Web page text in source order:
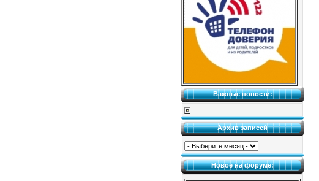
Важные новости:
Архив записей
Новое на форуме: